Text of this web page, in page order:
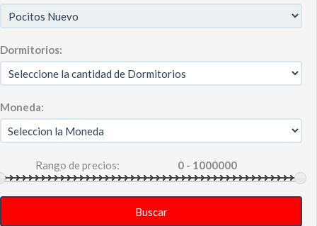
Dormitorios:
Moneda:
Rango de precios:
Buscar